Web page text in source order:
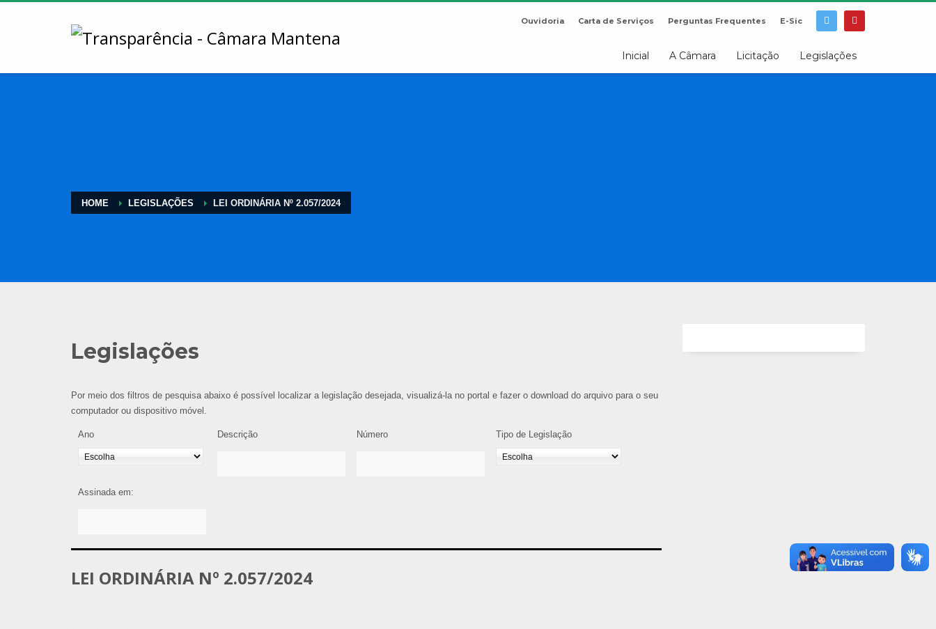
Ouvidoria Carta de Serviços Perguntas Frequentes E-Sic
Inicial A Câmara Licitação Legislações
HOME LEGISLAÇÕES LEI ORDINÁRIA Nº 2.057/2024
Legislações
Por meio dos filtros de pesquisa abaixo é possível localizar a legislação desejada, visualizá-la no portal e fazer o download do arquivo para o seu
computador ou dispositivo móvel.
Ano Descrição Número Tipo de Legislação
Assinada em:
LEI ORDINÁRIA Nº 2.057/2024